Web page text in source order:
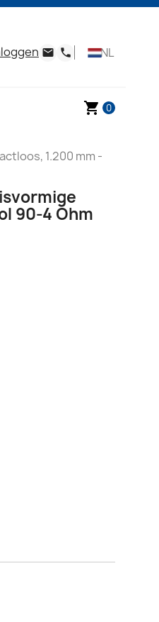
email phone NL
shopping_cart 0
1.200 mm -
90-4 Ohm